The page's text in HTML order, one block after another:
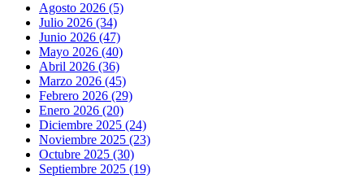
Agosto 2026 (5)
Julio 2026 (34)
Junio 2026 (47)
Mayo 2026 (40)
Abril 2026 (36)
Marzo 2026 (45)
Febrero 2026 (29)
Enero 2026 (20)
Diciembre 2025 (24)
Noviembre 2025 (23)
Octubre 2025 (30)
Septiembre 2025 (19)